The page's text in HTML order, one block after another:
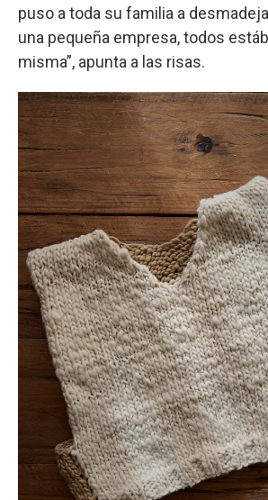
puso a toda su familia a
una pequeña empresa, todos
misma”, apunta a las risas.